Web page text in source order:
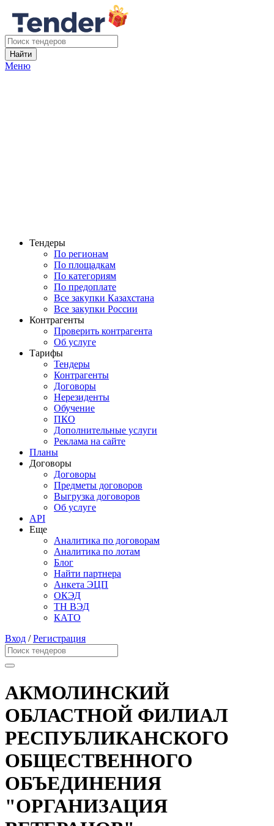
Найти
Меню
Тендеры
По регионам
По площадкам
По категориям
По предоплате
Все закупки Казахстана
Все закупки России
Контрагенты
Проверить контрагента
Об услуге
Тарифы
Тендеры
Контрагенты
Договоры
Нерезиденты
Обучение
ПКО
Дополнительные услуги
Реклама на сайте
Планы
Договоры
Договоры
Предметы договоров
Выгрузка договоров
Об услуге
API
Еще
Аналитика по договорам
Аналитика по лотам
Блог
Найти партнера
Анкета ЭЦП
ОКЭД
ТН ВЭД
КАТО
Вход /Регистрация
АКМОЛИНСКИЙ
ОБЛАСТНОЙ ФИЛИАЛ
РЕСПУБЛИКАНСКОГО
ОБЩЕСТВЕННОГО
ОБЪЕДИНЕНИЯ
"ОРГАНИЗАЦИЯ